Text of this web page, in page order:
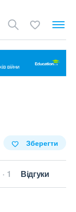
Зберегти
1 Відгуки